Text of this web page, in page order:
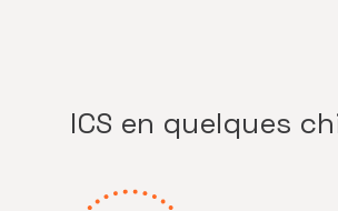
ICS en quelques